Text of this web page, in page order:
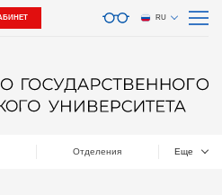
RU
Отделения Еще